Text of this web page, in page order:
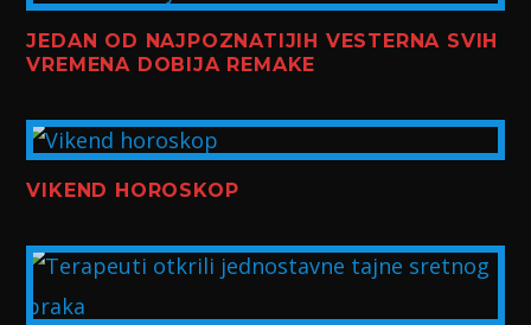
JEDAN OD NAJPOZNATIJIH VESTERNA SVIH
VREMENA DOBIJA REMAKE
VIKEND HOROSKOP